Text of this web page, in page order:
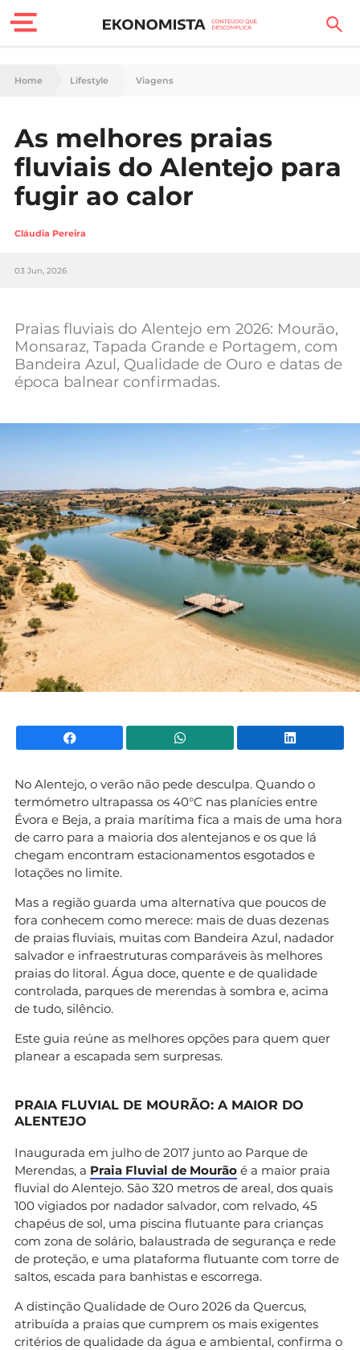
Finanças Pessoais
Carreira
Casa
Lifestyle
Sociedade
Negócios
Mundial 2026
Home Lifestyle Viagens
As melhores praias
fluviais do Alentejo para
fugir ao calor
Cláudia Pereira
03 Jun, 2026
Praias fluviais do Alentejo em 2026: Mourão,
Monsaraz, Tapada Grande e Portagem, com
Bandeira Azul, Qualidade de Ouro e datas de
época balnear confirmadas.
Facebook WhatsApp
No Alentejo, o verão não pede desculpa. Quando o
termómetro ultrapassa os 40°C nas planícies entre
Évora e Beja, a praia marítima fica a mais de uma hora
de carro para a maioria dos alentejanos e os que lá
chegam encontram estacionamentos esgotados e
lotações no limite.
Mas a região guarda uma alternativa que poucos de
fora conhecem como merece: mais de duas dezenas
de praias fluviais, muitas com Bandeira Azul, nadador
salvador e infraestruturas comparáveis às melhores
praias do litoral. Água doce, quente e de qualidade
controlada, parques de merendas à sombra e, acima
de tudo, silêncio.
Este guia reúne as melhores opções para quem quer
planear a escapada sem surpresas.
PRAIA FLUVIAL DE MOURÃO: A MAIOR DO
ALENTEJO
Inaugurada em julho de 2017 junto ao Parque de
Merendas, a Praia Fluvial de Mourão é a maior praia
fluvial do Alentejo. São 320 metros de areal, dos quais
100 vigiados por nadador salvador, com relvado, 45
chapéus de sol, uma piscina flutuante para crianças
com zona de solário, balaustrada de segurança e rede
de proteção, e uma plataforma flutuante com torre de
saltos, escada para banhistas e escorrega.
A distinção Qualidade de Ouro 2026 da Quercus,
atribuída a praias que cumprem os mais exigentes
critérios de qualidade da água e ambiental, confirma o